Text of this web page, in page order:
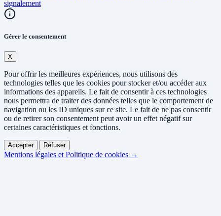
signalement
Gérer le consentement
X
Pour offrir les meilleures expériences, nous utilisons des
technologies telles que les cookies pour stocker et/ou accéder aux
informations des appareils. Le fait de consentir à ces technologies
nous permettra de traiter des données telles que le comportement de
navigation ou les ID uniques sur ce site. Le fait de ne pas consentir
ou de retirer son consentement peut avoir un effet négatif sur
certaines caractéristiques et fonctions.
Accepter Réfuser
Mentions légales et Politique de cookies →